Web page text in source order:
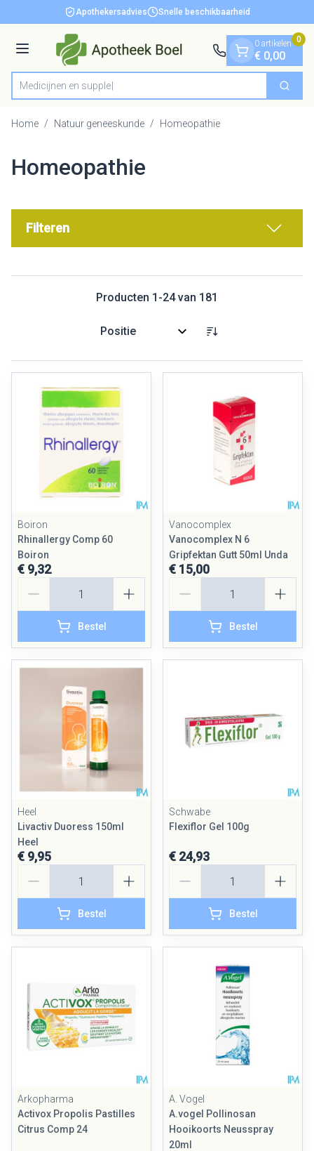
Ga naar de inhoudApothekersadvies Snelle beschikbaarheid
Menu
Product, merk, categorie...
M Zoek
0 artikelen
€ 0,00
0
Home / Natuur geneeskunde / Homeopathie
Homeopathie
Filteren
Producten 1 -24van 181
Sorteer op:
Boiron
Rhinallergy Comp 60
Boiron
€ 9,32
Bestel
Vanocomplex
Vanocomplex N 6
Gripfektan Gutt 50ml Unda
€ 15,00
Bestel
Heel
Livactiv Duoress 150ml
Heel
€ 9,95
Bestel
Schwabe
Flexiflor Gel 100g
€ 24,93
Bestel
Arkopharma
Activox Propolis Pastilles
Citrus Comp 24
A. Vogel
A.vogel Pollinosan
Hooikoorts Neusspray
20ml